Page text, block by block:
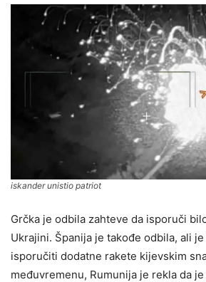
iskander unistio patriot
Grčka je odbila zahteve da isporuči
Ukrajini. Španija je takođe odbila, ali
isporučiti dodatne rakete kijevskim
međuvremenu, Rumunija je rekla da